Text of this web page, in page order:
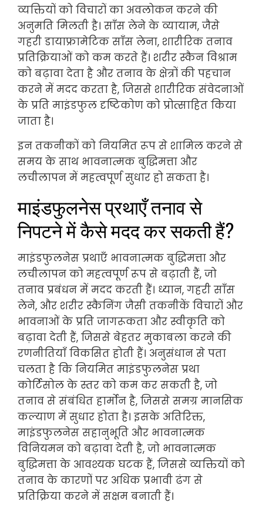
व्यक्तियों को विचारों का अवलोकन करने की
अनुमति मिलती है। साँस लेने के व्यायाम, जैसे
गहरी डायाफ्रामेटिक साँस लेना, शारीरिक तनाव
प्रतिक्रियाओं को कम करते हैं। शरीर स्कैन विश्राम
को बढ़ावा देता है और तनाव के क्षेत्रों की पहचान
करने में मदद करता है, जिससे शारीरिक संवेदनाओं
के प्रति माइंडफुल दृष्टिकोण को प्रोत्साहित किया
जाता है।
इन तकनीकों को नियमित रूप से शामिल करने से
समय के साथ भावनात्मक बुद्धिमत्ता और
लचीलापन में महत्वपूर्ण सुधार हो सकता है।
माइंडफुलनेस प्रथाएँ तनाव से
निपटने में कैसे मदद कर सकती हैं?
माइंडफुलनेस प्रथाएँ भावनात्मक बुद्धिमत्ता और
लचीलापन को महत्वपूर्ण रूप से बढ़ाती हैं, जो
तनाव प्रबंधन में मदद करती हैं। ध्यान, गहरी साँस
लेने, और शरीर स्कैनिंग जैसी तकनीकें विचारों और
भावनाओं के प्रति जागरूकता और स्वीकृति को
बढ़ावा देती हैं, जिससे बेहतर मुकाबला करने की
रणनीतियाँ विकसित होती हैं। अनुसंधान से पता
चलता है कि नियमित माइंडफुलनेस प्रथा
कोर्टिसोल के स्तर को कम कर सकती है, जो
तनाव से संबंधित हार्मोन है, जिससे समग्र मानसिक
कल्याण में सुधार होता है। इसके अतिरिक्त,
माइंडफुलनेस सहानुभूति और भावनात्मक
विनियमन को बढ़ावा देती है, जो भावनात्मक
बुद्धिमत्ता के आवश्यक घटक हैं, जिससे व्यक्तियों को
तनाव के कारणों पर अधिक प्रभावी ढंग से
प्रतिक्रिया करने में सक्षम बनाती हैं।